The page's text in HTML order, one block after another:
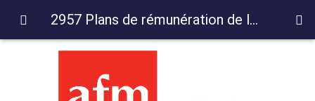
2957 Plans de rémunération de la force de vente : les conséquences managériales des derniers développements théoriques